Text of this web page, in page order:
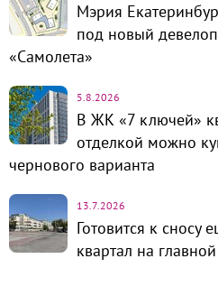
Мэрия
под новый
«Самолета»
5.8.2026
В ЖК «7 ключей»
отделкой можно
чернового варианта
13.7.2026
Готовится к сносу
квартал на